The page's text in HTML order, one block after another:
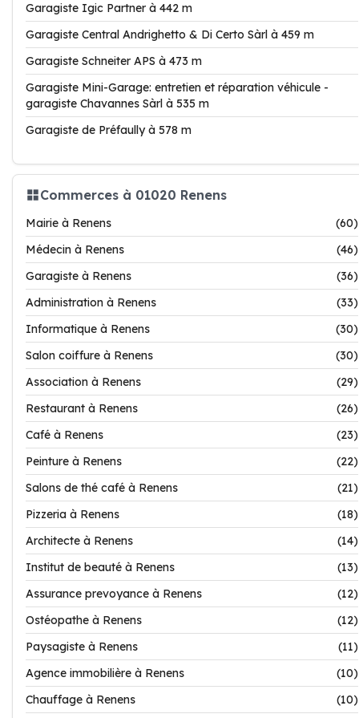
Garagiste Igic Partner à 442 m
Garagiste Central Andrighetto & Di Certo Sàrl à 459 m
Garagiste Schneiter APS à 473 m
Garagiste Mini-Garage: entretien et réparation véhicule -
garagiste Chavannes Sàrl à 535 m
Garagiste de Préfaully à 578 m
Commerces à 01020 Renens
Mairie à Renens
(60)
Médecin à Renens
(46)
Garagiste à Renens
(36)
Administration à Renens
(33)
Informatique à Renens
(30)
Salon coiffure à Renens
(30)
Association à Renens
(29)
Restaurant à Renens
(26)
Café à Renens
(23)
Peinture à Renens
(22)
Salons de thé café à Renens
(21)
Pizzeria à Renens
(18)
Architecte à Renens
(14)
Institut de beauté à Renens
(13)
Assurance prevoyance à Renens
(12)
Ostéopathe à Renens
(12)
Paysagiste à Renens
(11)
Agence immobilière à Renens
(10)
Chauffage à Renens
(10)